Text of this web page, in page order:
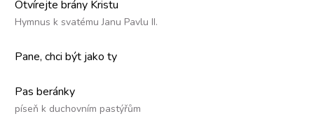
Otvírejte brány Kristu
Hymnus k svatému Janu Pavlu II.
Pane, chci být jako ty
Pas beránky
píseň k duchovním pastýřům